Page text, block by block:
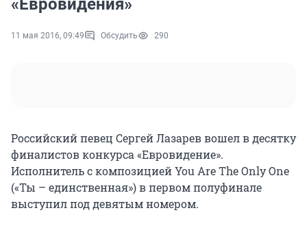
«Евровидения»
11 мая 2016, 09:49 Обсудить 290
Российский певец Сергей Лазарев вошел в десятку
финалистов конкурса «Евровидение».
Исполнитель с композицией You Are The Only One
(«Ты – единственная») в первом полуфинале
выступил под девятым номером.